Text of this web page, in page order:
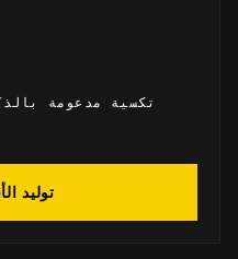
تكسية مدعومة
توليد